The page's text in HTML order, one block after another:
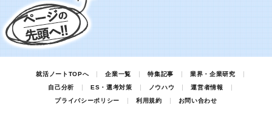
就活ノートTOPへ 企業一覧 特集記事
業界・企業研究
自己分析
ES・選考対策 ノウハウ
運営者情報
プライバシーポリシー
利用規約 お問い合わせ